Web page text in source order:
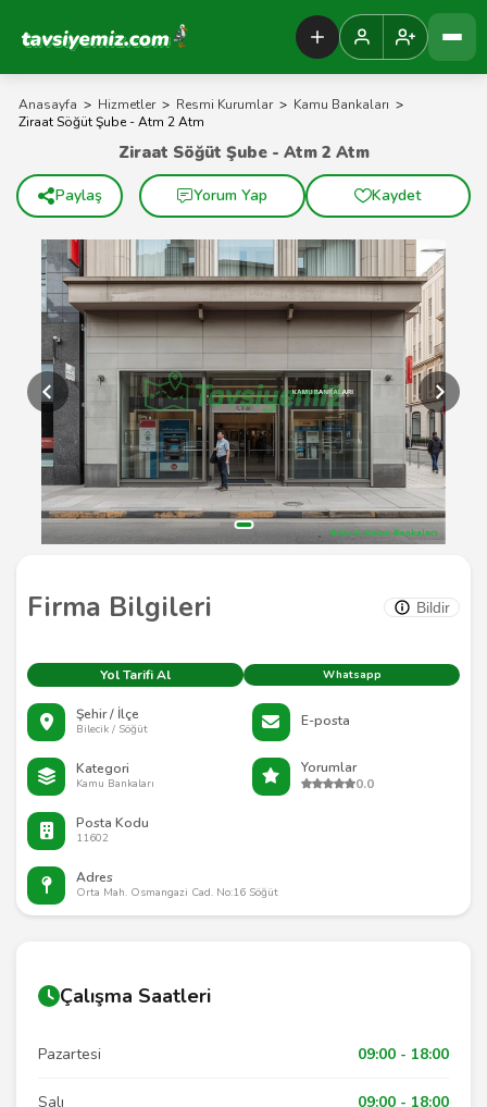
Tavsiyemiz Anasayfa
Anasayfa > Hizmetler > Resmi Kurumlar > Kamu Bankaları >
Ziraat Söğüt Şube - Atm 2 Atm
Firma Bilgileri Bildir
Yol Tarifi Al Whatsapp
Şehir / İlçe
Bilecik / Söğüt E-posta
Kategori
Kamu Bankaları
Yorumlar
0.0
Posta Kodu
11602
Adres
Orta Mah. Osmangazi Cad. No:16 Söğüt
Ziraat Söğüt Şube - Atm 2 Atm
Paylaş Yorum Yap Kaydet
Çalışma Saatleri
Pazartesi 09:00 - 18:00
Salı 09:00 - 18:00